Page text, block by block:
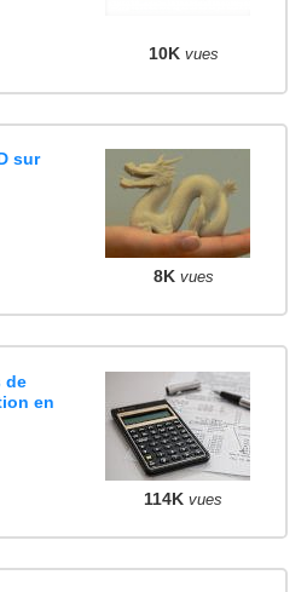
10K vues
sur
8K vues
de
en
114K vues